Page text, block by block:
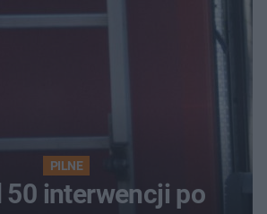
PILNE
50 interwencji po